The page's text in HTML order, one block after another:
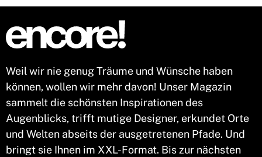
Weil wir nie genug Träume und Wünsche haben
können, wollen wir mehr davon! Unser Magazin
sammelt die schönsten Inspirationen des
Augenblicks, trifft mutige Designer, erkundet Orte
und Welten abseits der ausgetretenen Pfade. Und
bringt sie Ihnen im XXL-Format. Bis zur nächsten